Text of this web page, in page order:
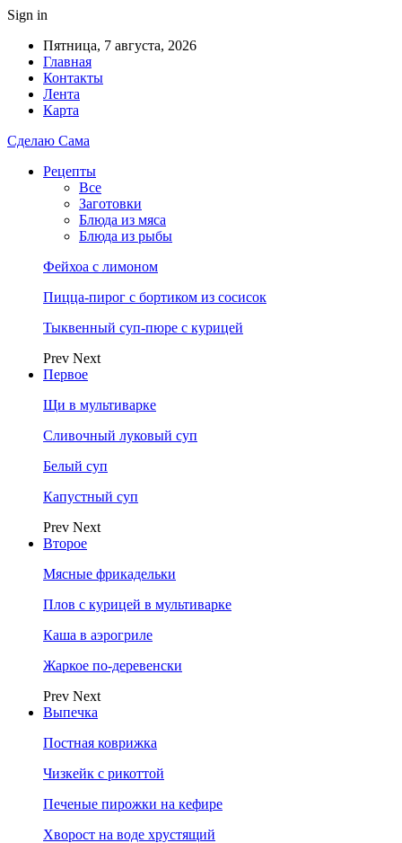
Sign in
Пятница, 7 августа, 2026
Главная
Контакты
Лента
Карта
Сделаю Сама
Рецепты
Все
Заготовки
Блюда из мяса
Блюда из рыбы
Фейхоа с лимоном
Пицца-пирог с бортиком из сосисок
Тыквенный суп-пюре с курицей
Prev Next
Первое
Щи в мультиварке
Сливочный луковый суп
Белый суп
Капустный суп
Prev Next
Второе
Мясные фрикадельки
Плов с курицей в мультиварке
Каша в аэрогриле
Жаркое по-деревенски
Prev Next
Выпечка
Постная коврижка
Чизкейк с рикоттой
Печеные пирожки на кефире
Хворост на воде хрустящий